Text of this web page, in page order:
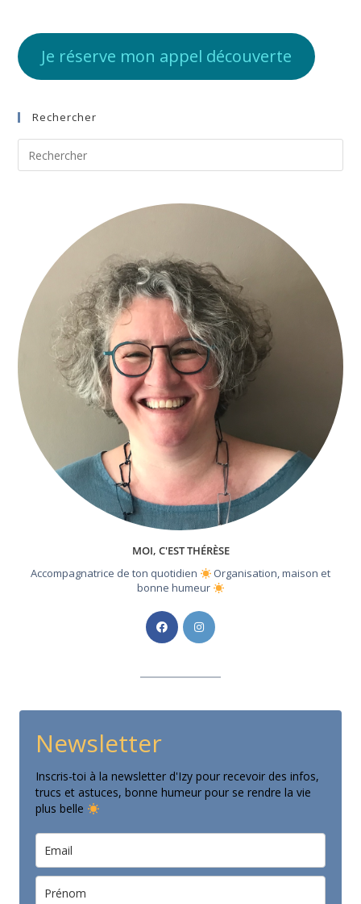
Je réserve mon appel découverte
Rechercher
MOI, C'EST THÉRÈSE
Accompagnatrice de ton quotidien
Organisation, maison et
bonne humeur
S’ouvre
dans
onglet
dans
onglet
Newsletter
Inscris-toi à la newsletter d'Izy pour recevoir des infos,
trucs et astuces, bonne humeur pour se rendre la vie
plus belle